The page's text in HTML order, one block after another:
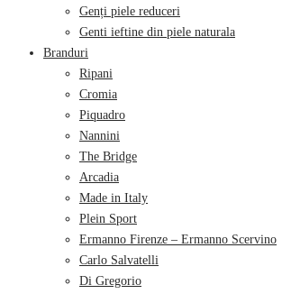
Genți piele reduceri
Genti ieftine din piele naturala
Branduri
Ripani
Cromia
Piquadro
Nannini
The Bridge
Arcadia
Made in Italy
Plein Sport
Ermanno Firenze – Ermanno Scervino
Carlo Salvatelli
Di Gregorio